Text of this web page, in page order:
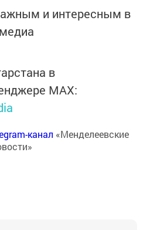
и интересным в
в
MАХ:
канал «Менделеевские